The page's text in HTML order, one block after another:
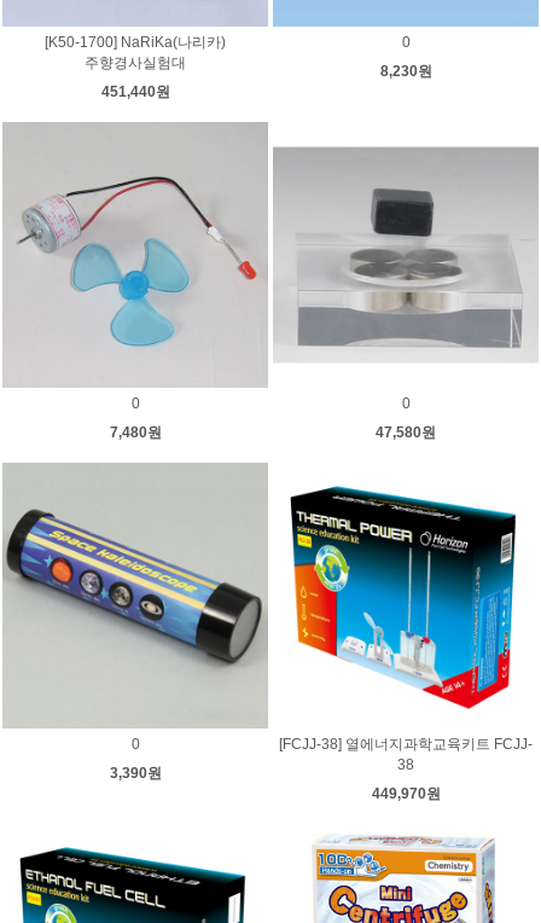
[K50-1700] NaRiKa(나리카)
주향경사실험대
451,440원
0
8,230원
0
7,480원
0
47,580원
0
3,390원
[FCJJ-38] 열에너지과학교육키트 FCJJ-
38
449,970원